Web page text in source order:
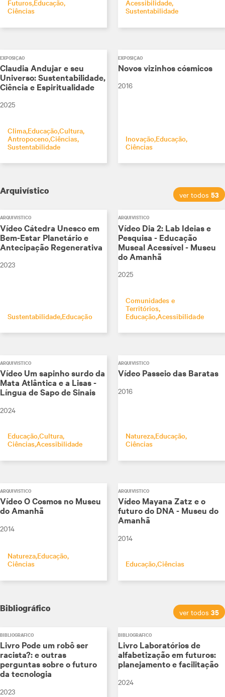
FuturosEducação
Ciências
Acessibilidade
Sustentabilidade
EXPOSIÇÃO
Claudia Andujar e seu
Universo: Sustentabilidade,
Ciência e Espiritualidade
2025
ClimaEducaçãoCultura
AntropocenoCiências
Sustentabilidade
EXPOSIÇÃO
Novos vizinhos cósmicos
2016
Inovação Educação
Ciências
Arquivístico ver todos 53
ARQUIVÍSTICO
Vídeo Cátedra Unesco em
Bem-Estar Planetário e
Antecipação Regenerativa
2023
SustentabilidadeEducação
ARQUIVÍSTICO
Vídeo Dia 2: Lab Ideias e
Pesquisa - Educação
Museal Acessível - Museu
do Amanhã
2025
Comunidades e
Territórios
EducaçãoAcessibilidade
ARQUIVÍSTICO
Vídeo Um sapinho surdo da
Mata Atlântica e a Lisas -
Língua de Sapo de Sinais
2024
EducaçãoCultura
CiênciasAcessibilidade
ARQUIVÍSTICO
Vídeo Passeio das Baratas
2016
Natureza Educação
Ciências
ARQUIVÍSTICO
Vídeo O Cosmos no Museu
do Amanhã
2014
NaturezaEducação
Ciências
ARQUIVÍSTICO
Vídeo Mayana Zatz e o
futuro do DNA - Museu do
Amanhã
2014
EducaçãoCiências
Bibliográfico ver todos 35
BIBLIOGRÁFICO
Livro Pode um robô ser
racista?: e outras
perguntas sobre o futuro
da tecnologia
2023
BIBLIOGRÁFICO
Livro Laboratórios de
alfabetização em futuros:
planejamento e facilitação
2024